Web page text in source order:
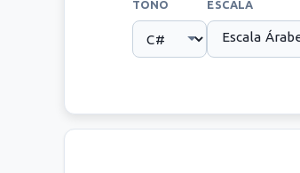
TONO ESCALA